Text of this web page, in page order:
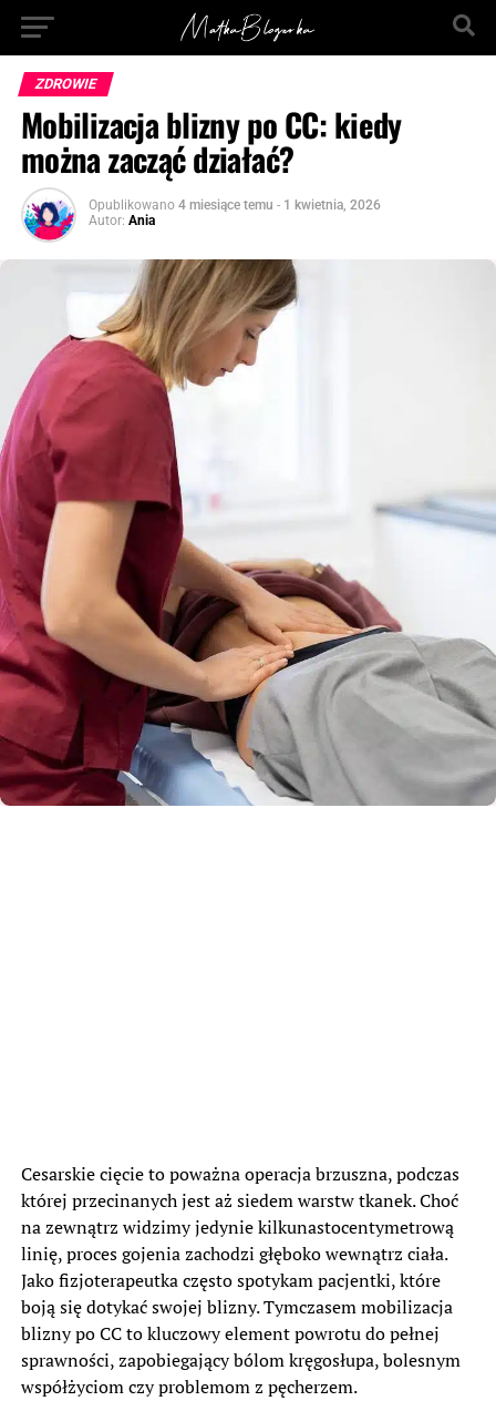
ZDROWIE
Mobilizacja blizny po CC: kiedy
można zacząć działać?
Opublikowano 4 miesiące temu - 1 kwietnia, 2026
Autor: Ania
Cesarskie cięcie to poważna operacja brzuszna, podczas
której przecinanych jest aż siedem warstw tkanek. Choć
na zewnątrz widzimy jedynie kilkunastocentymetrową
linię, proces gojenia zachodzi głęboko wewnątrz ciała.
Jako fizjoterapeutka często spotykam pacjentki, które
boją się dotykać swojej blizny. Tymczasem mobilizacja
blizny po CC to kluczowy element powrotu do pełnej
sprawności, zapobiegający bólom kręgosłupa, bolesnym
współżyciom czy problemom z pęcherzem.